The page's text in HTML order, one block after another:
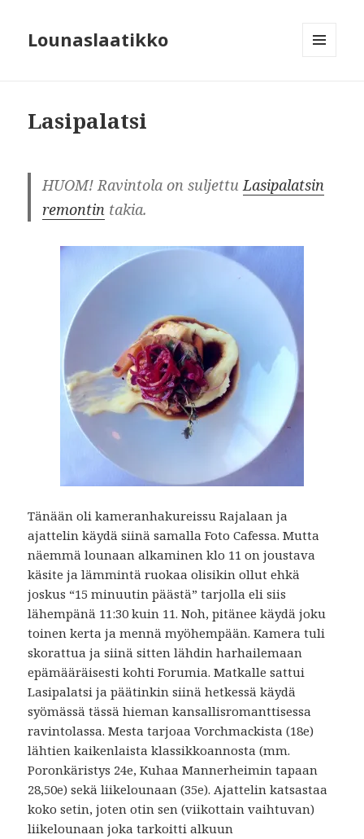
Lounaslaatikko
Lasipalatsi
HUOM! Ravintola on suljettuLasipalatsin
remontin takia.
Tänään oli kameranhakureissu Rajalaan ja
ajattelin käydä siinä samalla Foto Cafessa. Mutta
näemmä lounaan alkaminen klo 11 on joustava
käsite ja lämmintä ruokaa olisikin ollut ehkä
joskus “15 minuutin päästä” tarjolla eli siis
lähempänä 11:30 kuin 11. Noh, pitänee käydä joku
toinen kerta ja mennä myöhempään. Kamera tuli
skorattua ja siinä sitten lähdin harhailemaan
epämääräisesti kohti Forumia. Matkalle sattui
Lasipalatsi ja päätinkin siinä hetkessä käydä
syömässä tässä hieman kansallisromanttisessa
ravintolassa. Mesta tarjoaa Vorchmackista (18e)
lähtien kaikenlaista klassikkoannosta (mm.
Poronkäristys 24e, Kuhaa Mannerheimin tapaan
28,50e) sekä liikelounaan (35e). Ajattelin katsastaa
koko setin, joten otin sen (viikottain vaihtuvan)
liikelounaan joka tarkoitti alkuun